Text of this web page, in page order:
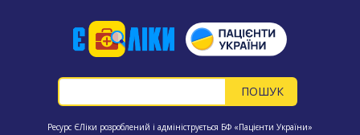
Ресурс ЄЛіки розроблений і адмініструється БФ «Пацієнти України»